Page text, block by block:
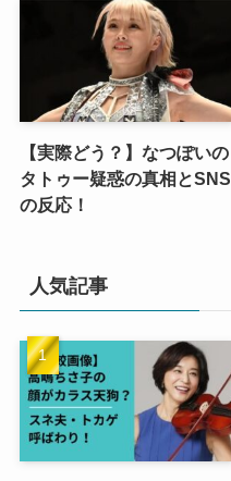
【実際どう？】なつぽいの
タトゥー疑惑の真相とSNS
の反応！
人気記事